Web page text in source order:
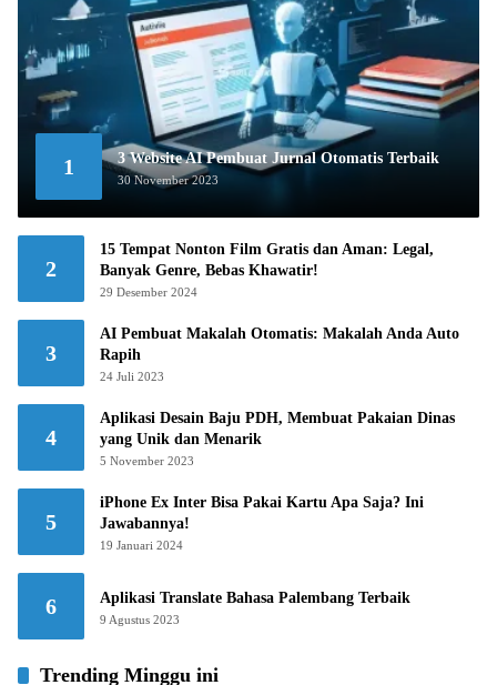
1 3 Website AI Pembuat Jurnal Otomatis Terbaik
30 November 2023
2
15 Tempat Nonton Film Gratis dan Aman: Legal,
Banyak Genre, Bebas Khawatir!
29 Desember 2024
3
AI Pembuat Makalah Otomatis: Makalah Anda Auto
Rapih
24 Juli 2023
4
Aplikasi Desain Baju PDH, Membuat Pakaian Dinas
yang Unik dan Menarik
5 November 2023
5
iPhone Ex Inter Bisa Pakai Kartu Apa Saja? Ini
Jawabannya!
19 Januari 2024
6 Aplikasi Translate Bahasa Palembang Terbaik
9 Agustus 2023
Trending Minggu ini